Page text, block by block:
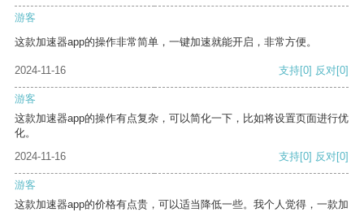
游客
这款加速器app的操作非常简单，一键加速就能开启，非常方便。
2024-11-16 支持[0] 反对[0]
游客
这款加速器app的操作有点复杂，可以简化一下，比如将设置页面进行优
化。
2024-11-16
支持[0] 反对[0]
游客
这款加速器app的价格有点贵，可以适当降低一些。我个人觉得，一款加